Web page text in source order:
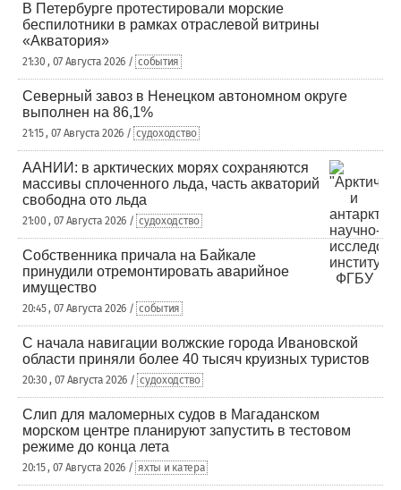
В Петербурге протестировали морские
беспилотники в рамках отраслевой витрины
«Акватория»
21:30 , 07 Августа 2026 / события
Северный завоз в Ненецком автономном округе
выполнен на 86,1%
21:15 , 07 Августа 2026 / судоходство
ААНИИ: в арктических морях сохраняются
массивы сплоченного льда, часть акваторий
свободна ото льда
21:00 , 07 Августа 2026 / судоходство
Собственника причала на Байкале
принудили отремонтировать аварийное
имущество
20:45 , 07 Августа 2026 / события
С начала навигации волжские города Ивановской
области приняли более 40 тысяч круизных туристов
20:30 , 07 Августа 2026 / судоходство
Слип для маломерных судов в Магаданском
морском центре планируют запустить в тестовом
режиме до конца лета
20:15 , 07 Августа 2026 / яхты и катера